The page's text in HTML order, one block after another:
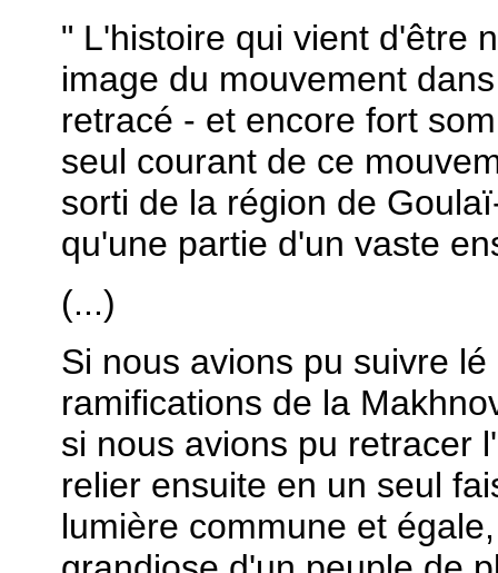
" L'histoire qui vient d'être
image du mouvement
retracé - et encore fort
seul courant de ce
sorti de la région de
qu'une partie d'un vaste
(...)
Si nous avions pu suivre
ramifications de la
si nous avions pu retracer
relier ensuite en un seul
lumière commune et